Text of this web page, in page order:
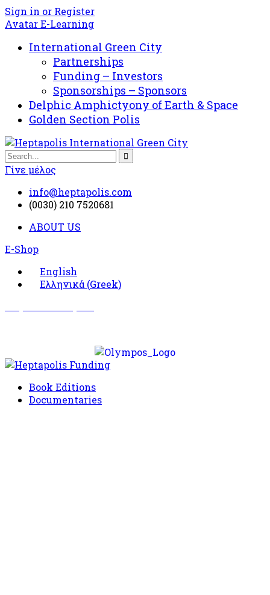
Sign in or Register
Avatar E-Learning
International Green City
Partnerships
Funding – Investors
Sponsorships – Sponsors
Delphic Amphictyony of Earth & Space
Golden Section Polis
Γίνε μέλος
info@heptapolis.com
(0030) 210 7520681
ABOUT US
E-Shop
English
Ελληνικά (Greek)
Book Editions
Documentaries